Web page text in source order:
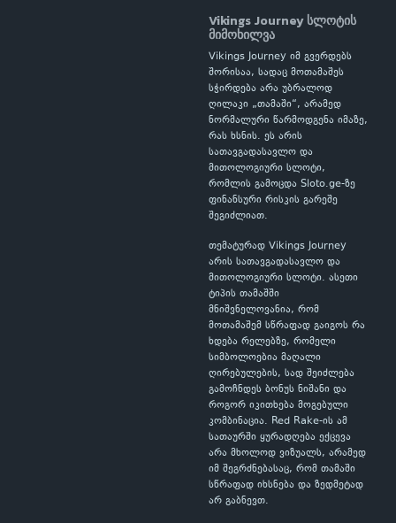
Vikings Journey სლოტის
მიმოხილვა
Vikings Journey იმ გვერდებს
შორისაა, სადაც მოთამაშეს
სჭირდება არა უბრალოდ
ღილაკი „თამაში“, არამედ
ნორმალური წარმოდგენა იმაზე,
რას ხსნის. ეს არის
სათავგადასავლო და
მითოლოგიური სლოტი,
რომლის გამოცდა Sloto.ge-ზე
ფინანსური რისკის გარეშე
შეგიძლიათ.
თემატურად Vikings Journey
არის სათავგადასავლო და
მითოლოგიური სლოტი. ასეთი
ტიპის თამაშში
მნიშვნელოვანია, რომ
მოთამაშემ სწრაფად გაიგოს რა
ხდება რელებზე, რომელი
სიმბოლოებია მაღალი
ღირებულების, სად შეიძლება
გამოჩნდეს ბონუს ნიშანი და
როგორ იკითხება მოგებული
კომბინაცია. Red Rake-ის ამ
სათაურში ყურადღება ექცევა
არა მხოლოდ ვიზუალს, არამედ
იმ შეგრძნებასაც, რომ თამაში
სწრაფად იხსნება და ზედმეტად
არ გაბნევთ.